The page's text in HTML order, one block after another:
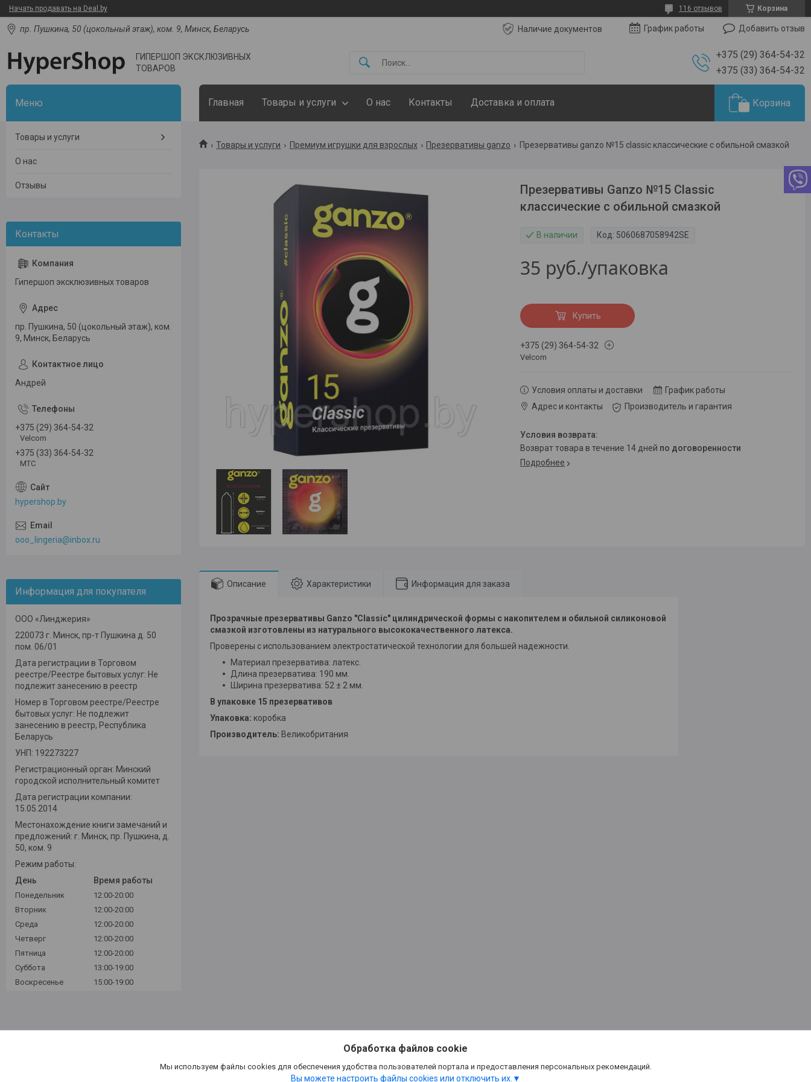
Начать продавать на Deal.by Корзина
116 отзывов
пр. Пушкина, 50 (цокольный этаж), ком. 9, Минск, Беларусь Наличие документов График работы Добавить отзыв
ГИПЕРШОП ЭКСКЛЮЗИВНЫХ
ТОВАРОВ
+375 (29) 364-54-32
+375 (33) 364-54-32
Главная Товары и услуги О нас Контакты Доставка и оплата Корзина
Товары и услуги Премиум игрушки для взрослых Презервативы ganzo Презервативы ganzo №15 classic классические с обильной смазкой
Презервативы Ganzo №15 Classic
классические с обильной смазкой
В наличии Код: 5060687058942SE
35 руб./упаковка
Купить
+375 (29) 364-54-32
Velcom
Условия оплаты и доставки
График работы
Адрес и контакты
Производитель и гарантия
возврат товара в течение 14 дней по договоренности
Подробнее
Описание Характеристики Информация для заказа
Прозрачные презервативы Ganzo "Classic" цилиндрической формы с накопителем и обильной силиконовой
смазкой изготовлены из натурального высококачественного латекса.
Проверены с использованием электростатической технологии для большей надежности.
Материал презерватива: латекс.
Длина презерватива: 190 мм.
Ширина презерватива: 52 ± 2 мм.
В упаковке 15 презервативов
Упаковка: коробка
Производитель: Великобритания
Товары и услуги
О нас
Отзывы
Гипершоп эксклюзивных товаров
пр. Пушкина, 50 (цокольный этаж), ком.
9, Минск, Беларусь
Андрей
+375 (29) 364-54-32
Velcom
+375 (33) 364-54-32
МТС
hypershop.by
ooo_lingeria@inbox.ru
Информация для покупателя
ООО «Линджерия»
220073 г. Минск, пр-т Пушкина д. 50
пом. 06/01
Дата регистрации в Торговом
реестре/Реестре бытовых услуг: Не
подлежит занесению в реестр
Номер в Торговом реестре/Реестре
бытовых услуг: Не подлежит
занесению в реестр, Республика
Беларусь
УНП: 192273227
Регистрационный орган: Минский
городской исполнительный комитет
Дата регистрации компании:
15.05.2014
Местонахождение книги замечаний и
предложений: г. Минск, пр. Пушкина, д.
50, ком. 9
Режим работы:
День
Время работы
Понедельник
12:00-20:00
Вторник
12:00-20:00
Среда
12:00-20:00
Четверг
12:00-20:00
Пятница
12:00-20:00
Суббота
13:00-19:00
Воскресенье
15:00-19:00
Обработка файлов cookie
Мы используем файлы cookies для обеспечения удобства пользователей портала и предоставления персональных рекомендаций.
Вы можете настроить файлы cookies или отключить их.